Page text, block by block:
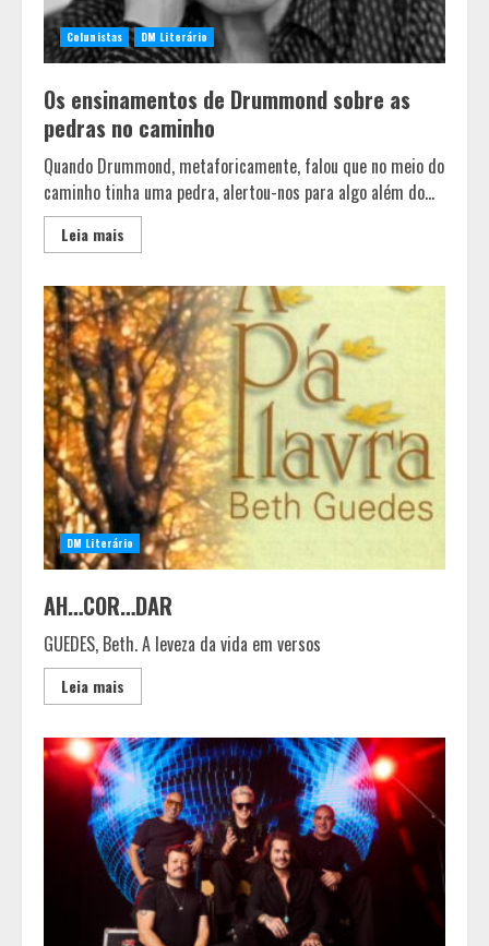
Colunistas DM Literário
Os ensinamentos de Drummond sobre as
pedras no caminho
Quando Drummond, metaforicamente, falou que no meio do
caminho tinha uma pedra, alertou-nos para algo além do...
Leia mais
DM Literário
AH…COR…DAR
GUEDES, Beth. A leveza da vida em versos
Leia mais